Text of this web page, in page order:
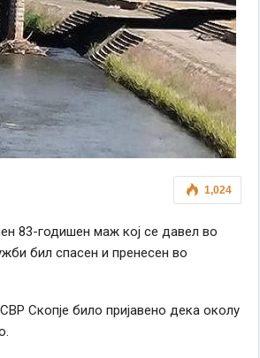
1,024
83-годишен маж кој се давел во
бил спасен и пренесен во
Скопје било пријавено дека околу